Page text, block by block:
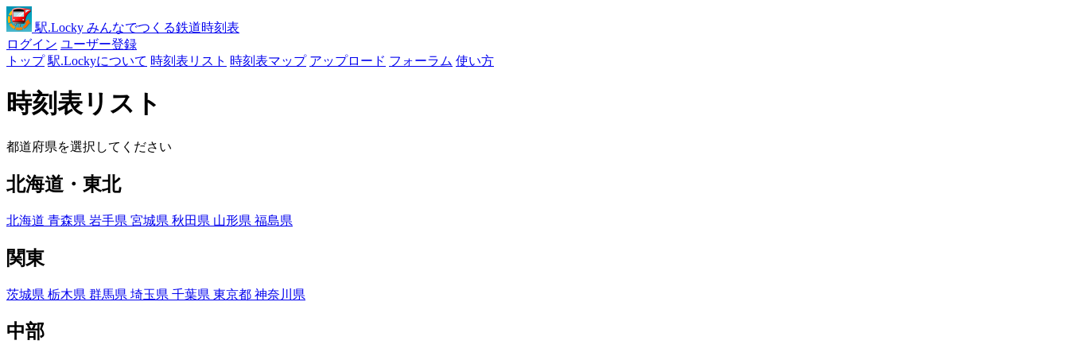
駅.Locky みんなでつくる鉄道時刻表
ログイン ユーザー登録
トップ 駅.Lockyについて 時刻表リスト 時刻表マップ アップロード フォーラム 使い方
時刻表リスト
都道府県を選択してください
北海道・東北
北海道 青森県 岩手県 宮城県 秋田県 山形県 福島県
関東
茨城県 栃木県 群馬県 埼玉県 千葉県 東京都 神奈川県
中部